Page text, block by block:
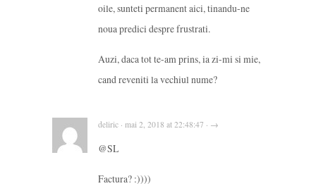
oile, sunteti permanent aici, tinandu-ne
noua predici despre frustrati.
Auzi, daca tot te-am prins, ia zi-mi si mie,
cand reveniti la vechiul nume?
deliric · mai 2, 2018 at 22:48:47 · →
@SL
Factura? :))))